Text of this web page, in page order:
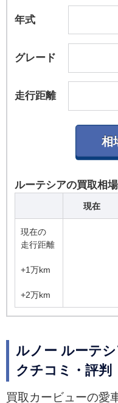
年式
グレード
走行距離
ルーテシアの買取相
現在
現在の
走行距離
+1万km
+2万km
ルノー ルーテ
クチコミ・評判
買取カービューの愛